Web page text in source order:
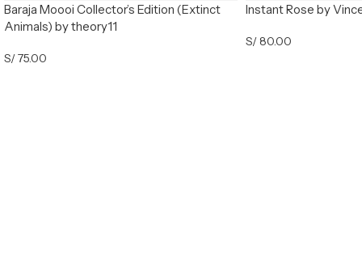
Baraja Moooi Collector’s Edition (Extinct
Animals) by theory11
S/75.00
Instant Rose by
S/80.00